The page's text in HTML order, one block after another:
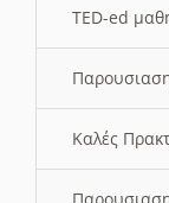
TED-ed
Καλές